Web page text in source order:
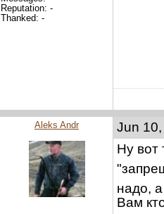
Reputation: -
Thanked: -
Jun
Ну вот
надо,
Вам
Aleks Andr